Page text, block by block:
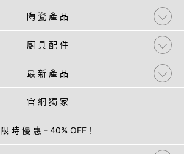
陶 瓷 產 品
廚 具 配 件
最 新 產 品
官 網 獨 家
限 時 優 惠 - 40% OFF！